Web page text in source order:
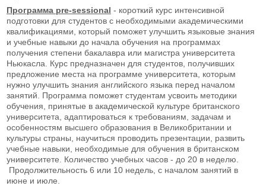
Программа pre-sessional - короткий курс интенсивной
подготовки для студентов с необходимыми академическими
квалификациями, который поможет улучшить языковые знания
и учебные навыки до начала обучения на программах
получения степени бакалавра или магистра университета
Ньюкасла. Курс предназначен для студентов, получивших
предложение места на программе университета, которым
нужно улучшить знания английского языка перед началом
занятий. Программа поможет студентам усвоить методики
обучения, принятые в академической культуре британского
университета, адаптироваться к требованиям, задачам и
особенностям высшего образования в Великобритании и
культуры страны, научиться проводить презентации, развить
учебные навыки, необходимые для обучения в британском
университете. Количество учебных часов - до 20 в неделю.
Продолжительность 6 или 10 недель, с началом занятий в
июне и июле.